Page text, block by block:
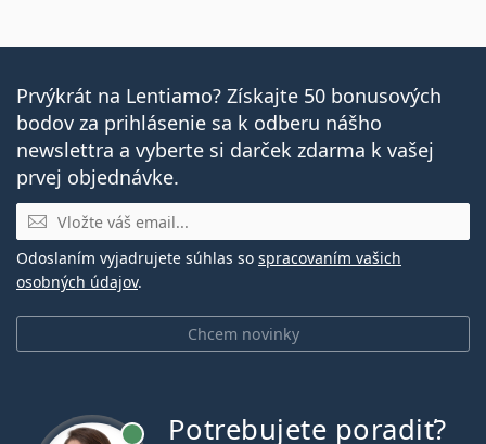
Prvýkrát na Lentiamo? Získajte 50 bonusových
bodov za prihlásenie sa k odberu nášho
newslettra a vyberte si darček zdarma k vašej
prvej objednávke.
E-mail
Chcem novinky
Odoslaním vyjadrujete súhlas so spracovaním vašich
osobných údajov.
Potrebujete poradiť?